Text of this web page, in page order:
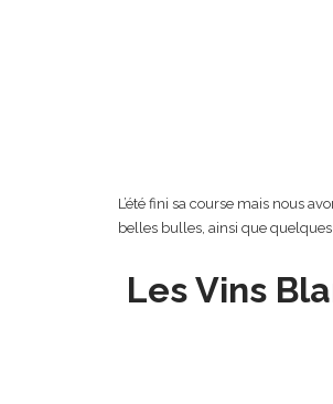
L’été fini sa course mais nous
belles bulles, ainsi que
Les Vins